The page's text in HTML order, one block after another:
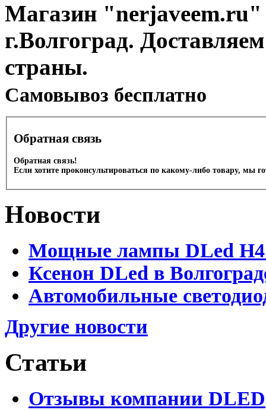
Магазин "nerjaveem.ru"
г.Волгоград.
страны.
Cамовывоз бесплатно
Обратная связь
Обратная связь!
Если хотите проконсультироваться по какому-либо товару, мы
Новости
Мощные лампы DLed H4
Ксенон DLed в
Автомобильные
Другие новости
Статьи
Отзывы компании DLED